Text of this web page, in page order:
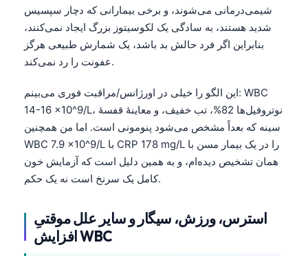
شیمی‌درمانی می‌شوند، و برخی بیمارانی که دچار سپسیس
شدید هستند، به سادگی یک لکوسیتوز بزرگ ایجاد نمی‌کنند،
بنابراین اگر فرد حالش بد باشد، یک شمارش طبیعی هرگز
عفونت را رد نمی‌کند.
این الگو را خیلی در اورژانس/مراقبت فوری می‌بینم: WBC
14-16 ×10^9/L، نوتروفیل‌ها 82%، تب خفیف، و معاینهٔ قفسهٔ
سینه که بعداً مشخص می‌شود پنومونی است. اما من همچنین
WBC 7.9 ×10^9/L با CRP 178 mg/L را در یک بیمار مسن با
همان تشخیص دیده‌ام، و به همین دلیل است که آزمایش خون
کامل یک سرنخ است نه یک حکم.
استرس، ورزش، سیگار و سایر علل موقتیِ
افزایش WBC